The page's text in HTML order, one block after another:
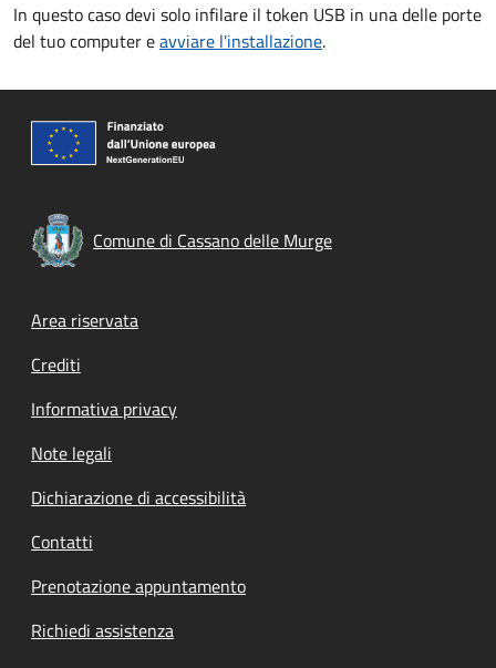
In questo caso devi solo infilare il token USB in una delle porte
del tuo computer eavviare l'installazione.
Comune di Cassano delle Murge
Footer menu
Area riservata
Crediti
Informativa privacy
Note legali
Dichiarazione di accessibilità
Contatti
Prenotazione appuntamento
Richiedi assistenza